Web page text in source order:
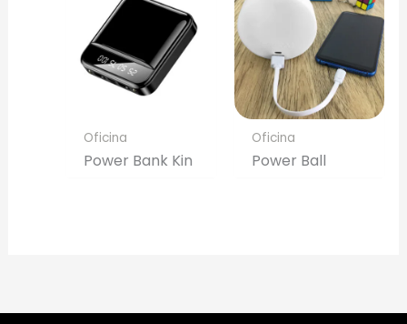
Oficina
Power Bank Kin
Oficina
Power Ball